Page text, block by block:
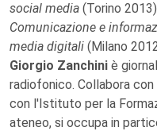
social media (Torino
Comunicazione e
media digitali (Milano
Giorgio Zanchini è
radiofonico. Collabora
con l'Istituto per la
ateneo, si occupa in